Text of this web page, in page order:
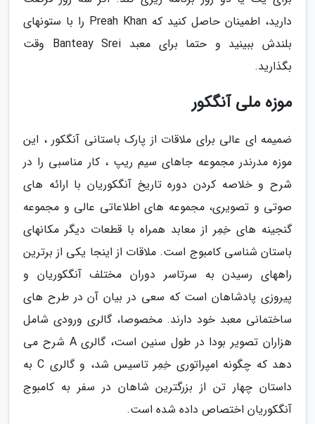
دارید، اطمینان حاصل کنید که Preah Khan را با ستونهای
بلندش ببینید و حتما برای معبد Banteay Srei وقت
بگذارید.
موزه ملی آنگکور
ضمیمه ای عالی برای ملاقات از پارک باستانی آنگکور ، این
موزه مدرندر مجموعه جاهای سیم ریپ ، کار مناسبی را در
شرح و خلاصه کردن دوره تاریخ آنگکوریان با ارائه های
صوتی و تصویری، مجموعه های اطلاعاتی عالی و مجموعه
گنجینه های خِمِر از معابد همراه با قطعات دیگر مکانهای
باستان شناسی کامبوج است. ملاقات از اینجا یکی از برترین
راههای رسیدن به سرتاسر دوران مختلف آنگکوریان و
پیروزی پادشاهان است که سعی در بیان آن در طرح های
ساختمانی معبد خود دارند. مخصوصا، گالری ورودی شامل
هزاران تصویر بودا در طول سنین است، گالری A شرح می
دهد که چگونه امپراتوری خِمِر تاسیس شد، و گالری C به
داستان چهار تن از بزرگترین شاهان در سفر به کامبوج
آنگکوریان اختصاص داده شده است.